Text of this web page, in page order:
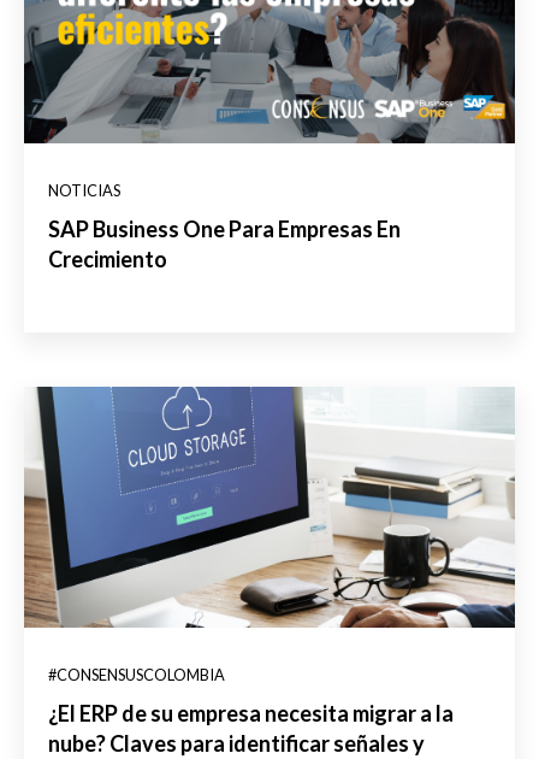
NOTICIAS
SAP Business One Para Empresas En
Crecimiento
#CONSENSUSCOLOMBIA
¿El ERP de su empresa necesita migrar a la
nube? Claves para identificar señales y